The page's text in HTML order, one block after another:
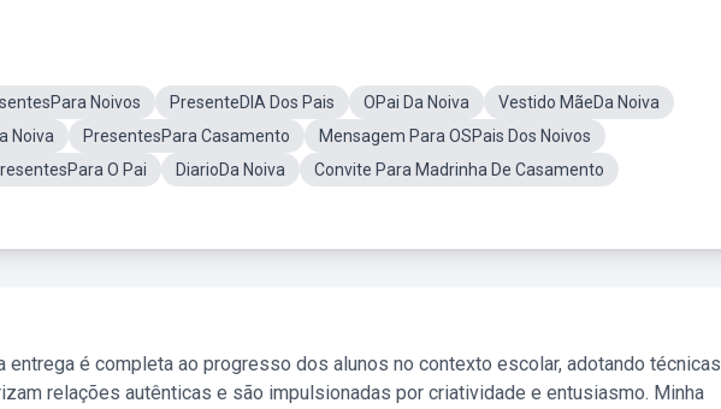
Noivos PresenteDIA Dos Pais OPai Da Noiva
Vestido MãeDa Noiva
Noiva PresentesPara Casamento
Mensagem Para OSPais Dos Noivos
O Pai DiarioDa Noiva
Convite Para Madrinha De Casamento
entrega é completa ao progresso dos alunos no contexto escolar, adotando técnicas
relações autênticas e são impulsionadas por criatividade e entusiasmo. Minha